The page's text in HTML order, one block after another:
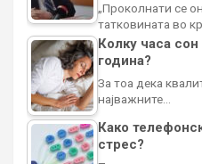
„Проколнати се
татковината во
Колку часа
година?
За тоа дека
најважните…
Како
стрес?